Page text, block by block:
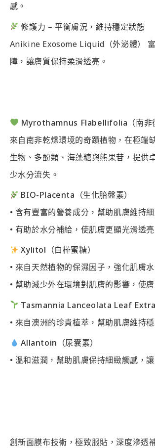
感。
修護力 – 平衡膚況，維持穩定狀態
Anikine Exosome Liquid（外泌體）
障，讓膚質保持柔滑透亮。
Myrothamnus Flabellifolia（南非
來自南非乾燥環境的奇蹟植物，在極端
生物、多酚類、海藻糖與熊果苷，提供
少水分流失。
BIO-Placenta（生化胎盤素）
• 含有豐富的營養成分，幫助肌膚維持
• 有助於水分補給，使肌膚更顯光滑透亮
Xylitol（白樺蜜糖）
• 來自天然植物的保濕因子，強化肌膚
• 幫助減少外在環境對肌膚的影響，使
Tasmannia Lanceolata Leaf
• 來自澳洲的珍貴植萃，幫助肌膚維持
Allantoin（尿囊素）
• 溫和滋潤，幫助肌膚保持細緻觸感，
創新面膜布技術，極致服貼，深度滲透